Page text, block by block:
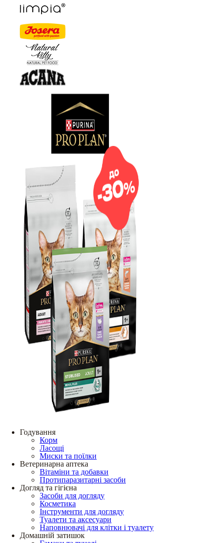
Годування
Корм
Ласощі
Миски та поїлки
Ветеринарна аптека
Вітаміни та добавки
Протипаразитарні засоби
Догляд та гігієна
Засоби для догляду
Косметика
Інструменти для догляду
Туалети та аксесуари
Наповнювачі для клітки і туалету
Домашній затишок